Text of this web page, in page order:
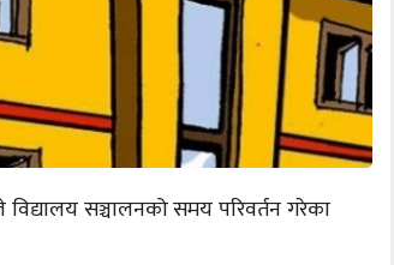
सञ्चालनको समय परिवर्तन गरेका